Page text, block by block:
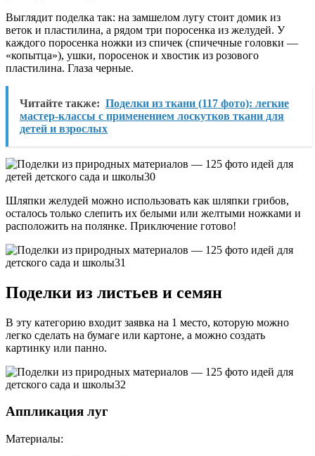
Выглядит поделка так: на замшелом лугу стоит домик из
веток и пластилина, а рядом три поросенка из желудей. У
каждого поросенка ножки из спичек (спичечные головки —
«копытца»), ушки, поросенок и хвостик из розового
пластилина. Глаза черные.
Читайте также: Поделки из ткани (117 фото): легкие
мастер-классы с применением лоскутков ткани для
детей и взрослых
Шляпки желудей можно использовать как шляпки грибов,
осталось только слепить их белыми или желтыми ножками и
расположить на полянке. Приключение готово!
Поделки из листьев и семян
В эту категорию входит заявка на 1 место, которую можно
легко сделать на бумаге или картоне, а можно создать
картинку или панно.
Аппликация луг
Материалы: